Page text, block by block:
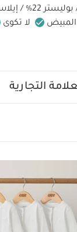
لا تكوى
طعام بامبو - ميلبا
التجارية